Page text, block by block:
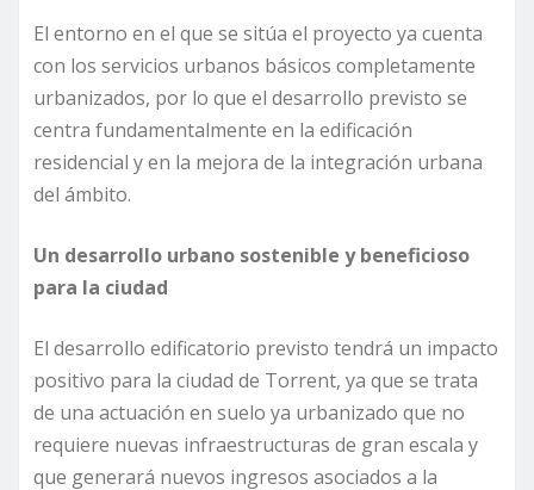
El entorno en el que se sitúa el proyecto ya cuenta
con los servicios urbanos básicos completamente
urbanizados, por lo que el desarrollo previsto se
centra fundamentalmente en la edificación
residencial y en la mejora de la integración urbana
del ámbito.
Un desarrollo urbano sostenible y beneficioso
para la ciudad
El desarrollo edificatorio previsto tendrá un impacto
positivo para la ciudad de Torrent, ya que se trata
de una actuación en suelo ya urbanizado que no
requiere nuevas infraestructuras de gran escala y
que generará nuevos ingresos asociados a la